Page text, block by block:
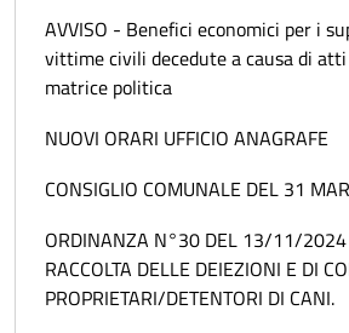
AVVISO - Benefici economici per i
vittime civili decedute a causa di
matrice politica
NUOVI ORARI UFFICIO ANAGRAFE
CONSIGLIO COMUNALE DEL 31
ORDINANZA N°30 DEL 13/11/2024
RACCOLTA DELLE DEIEZIONI E DI
PROPRIETARI/DETENTORI DI CANI.